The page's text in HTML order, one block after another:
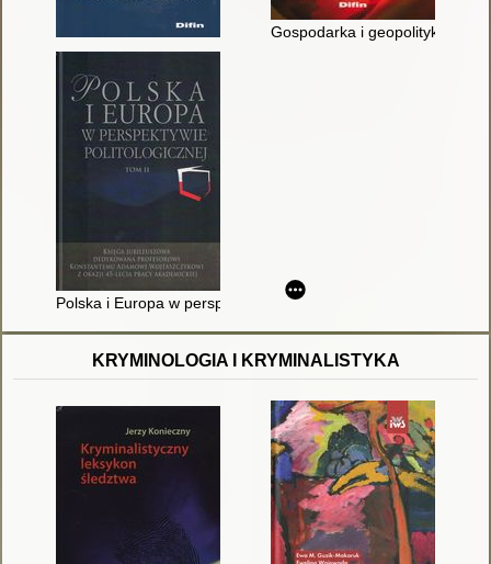
Gospodarka i geopolityka :
Polska i Europa w perspektywie politologicznej : księga
KRYMINOLOGIA I KRYMINALISTYKA